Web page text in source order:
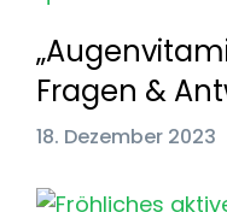
Fragen &
18. Dezember 2023